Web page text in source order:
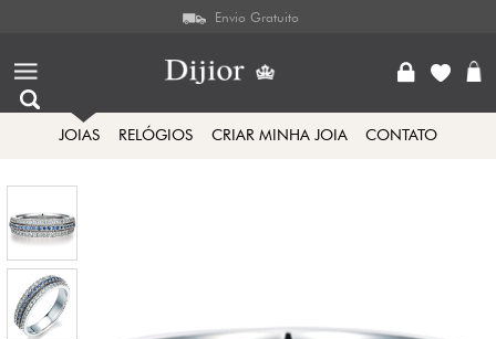
Envio Gratuito
JOIAS RELÓGIOS CRIAR MINHA JOIA CONTATO